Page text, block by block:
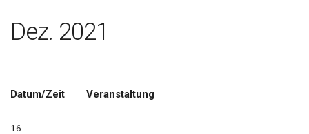
Dez. 2021
Datum/Zeit Veranstaltung
16.